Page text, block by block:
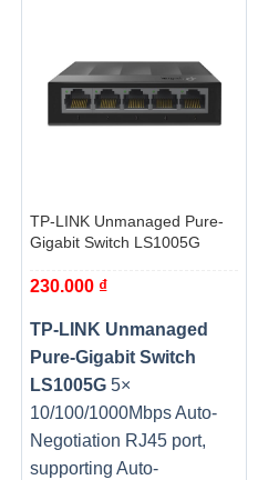
TP-LINK Unmanaged Pure-
Gigabit Switch LS1005G
230.000 ₫
TP-LINK Unmanaged
Pure-Gigabit Switch
LS1005G5×
10/100/1000Mbps Auto-
Negotiation RJ45 port,
supporting Auto-